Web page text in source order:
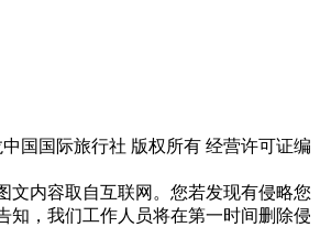
中国国际旅行社 版权所有 经营许可证编
文内容取自互联网。您若发现有侵略您
知，我们工作人员将在第一时间删除侵